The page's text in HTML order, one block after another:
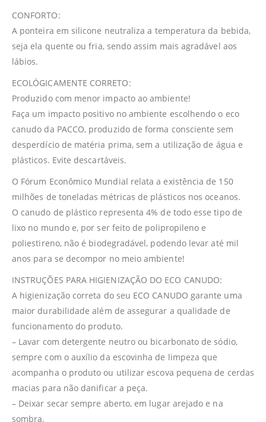
CONFORTO:
A ponteira em silicone neutraliza a temperatura da bebida,
seja ela quente ou fria, sendo assim mais agradável aos
lábios.
ECOLÓGICAMENTE CORRETO:
Produzido com menor impacto ao ambiente!
Faça um impacto positivo no ambiente escolhendo o eco
canudo da PACCO, produzido de forma consciente sem
desperdício de matéria prima, sem a utilização de água e
plásticos. Evite descartáveis.
O Fórum Econômico Mundial relata a existência de 150
milhões de toneladas métricas de plásticos nos oceanos.
O canudo de plástico representa 4% de todo esse tipo de
lixo no mundo e, por ser feito de polipropileno e
poliestireno, não é biodegradável, podendo levar até mil
anos para se decompor no meio ambiente!
INSTRUÇÕES PARA HIGIENIZAÇÃO DO ECO CANUDO:
A higienização correta do seu ECO CANUDO garante uma
maior durabilidade além de assegurar a qualidade de
funcionamento do produto.
– Lavar com detergente neutro ou bicarbonato de sódio,
sempre com o auxílio da escovinha de limpeza que
acompanha o produto ou utilizar escova pequena de cerdas
macias para não danificar a peça.
– Deixar secar sempre aberto, em lugar arejado e na
sombra.